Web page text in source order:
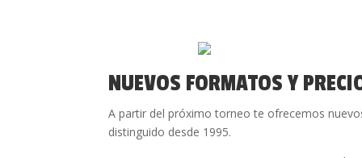
NUEVOS FORMATOS Y
A partir del próximo torneo te ofrecemos
distinguido desde 1995.